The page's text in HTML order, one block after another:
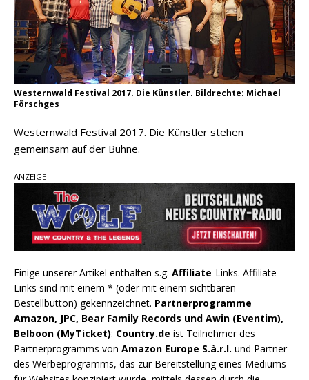
Westernwald Festival 2017. Die Künstler. Bildrechte: Michael
Förschges
Westernwald Festival 2017. Die Künstler stehen
gemeinsam auf der Bühne.
ANZEIGE
Einige unserer Artikel enthalten s.g. Affiliate-Links. Affiliate-
Links sind mit einem * (oder mit einem sichtbaren
Bestellbutton) gekennzeichnet. Partnerprogramme
Amazon, JPC, Bear Family Records und Awin (Eventim),
Belboon (MyTicket): Country.de ist Teilnehmer des
Partnerprogramms von Amazon Europe S.à.r.l. und Partner
des Werbeprogramms, das zur Bereitstellung eines Mediums